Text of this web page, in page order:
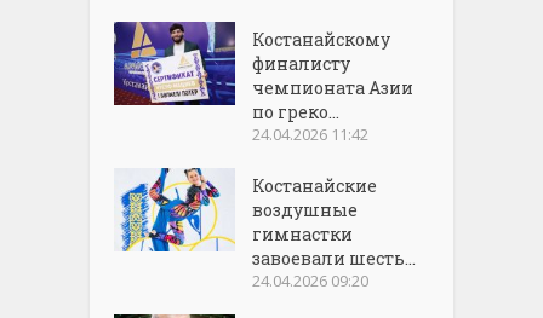
Костанайскому
финалисту
чемпионата Азии
по греко...
24.04.2026 11:42
Костанайские
воздушные
гимнастки
завоевали шесть...
24.04.2026 09:20